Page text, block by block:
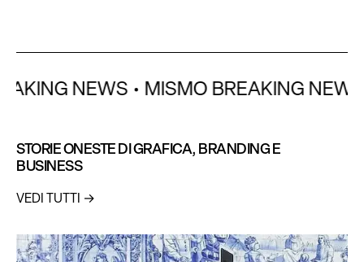
NEWS • MISMO BREAKING NEWS •
STORIE ONESTE DI GRAFICA, BRANDING E
BUSINESS
VEDI TUTTI →